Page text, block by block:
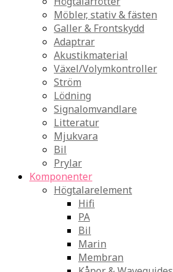
Möbler, stativ & fästen
Galler & Frontskydd
Adaptrar
Akustikmaterial
Växel/Volymkontroller
Ström
Lödning
Signalomvandlare
Litteratur
Mjukvara
Bil
Prylar
Komponenter
Högtalarelement
Hifi
PA
Bil
Marin
Membran